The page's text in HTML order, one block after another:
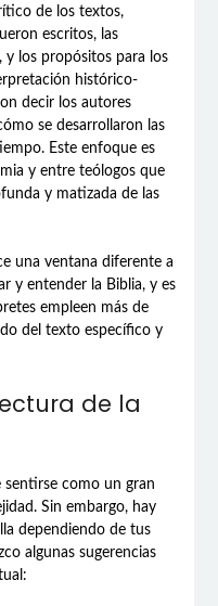
de los textos,
escritos, las
y los propósitos para los
histórico-
decir los autores
se desarrollaron las
Este enfoque es
y entre teólogos que
y matizada de las
una ventana diferente a
y entender la Biblia, y es
empleen más de
del texto específico y
de la
sentirse como un gran
Sin embargo, hay
dependiendo de tus
algunas sugerencias